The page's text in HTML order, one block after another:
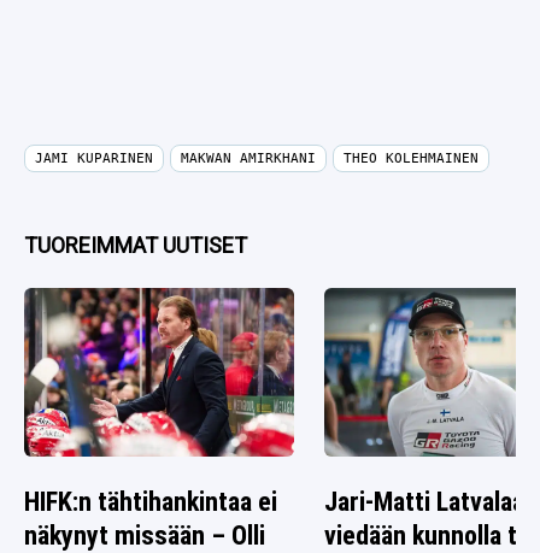
JAMI KUPARINEN MAKWAN AMIRKHANI THEO KOLEHMAINEN
TUOREIMMAT UUTISET
HIFK:n tähtihankintaa ei
näkynyt missään – Olli
Jari-Matti Latvalaa
viedään kunnolla